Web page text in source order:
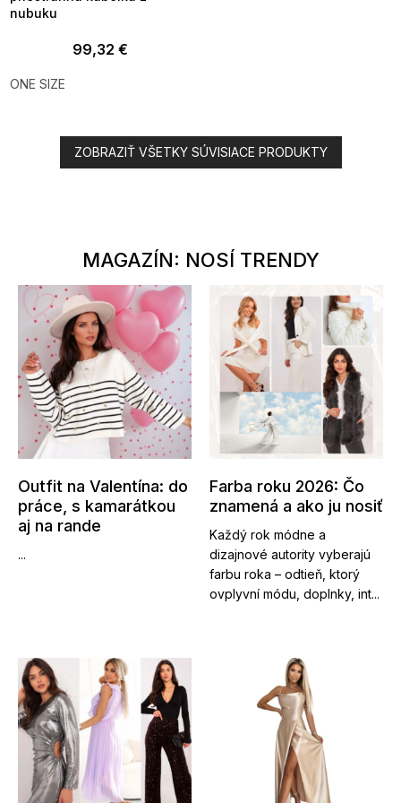
nubuku
99,32 €
ONE SIZE
ZOBRAZIŤ VŠETKY SÚVISIACE PRODUKTY
MAGAZÍN: NOSÍ TRENDY
Outfit na Valentína: do
práce, s kamarátkou
aj na rande
...
Farba roku 2026: Čo
znamená a ako ju nosiť
Každý rok módne a
dizajnové autority vyberajú
farbu roka – odtieň, ktorý
ovplyvní módu, doplnky, int...